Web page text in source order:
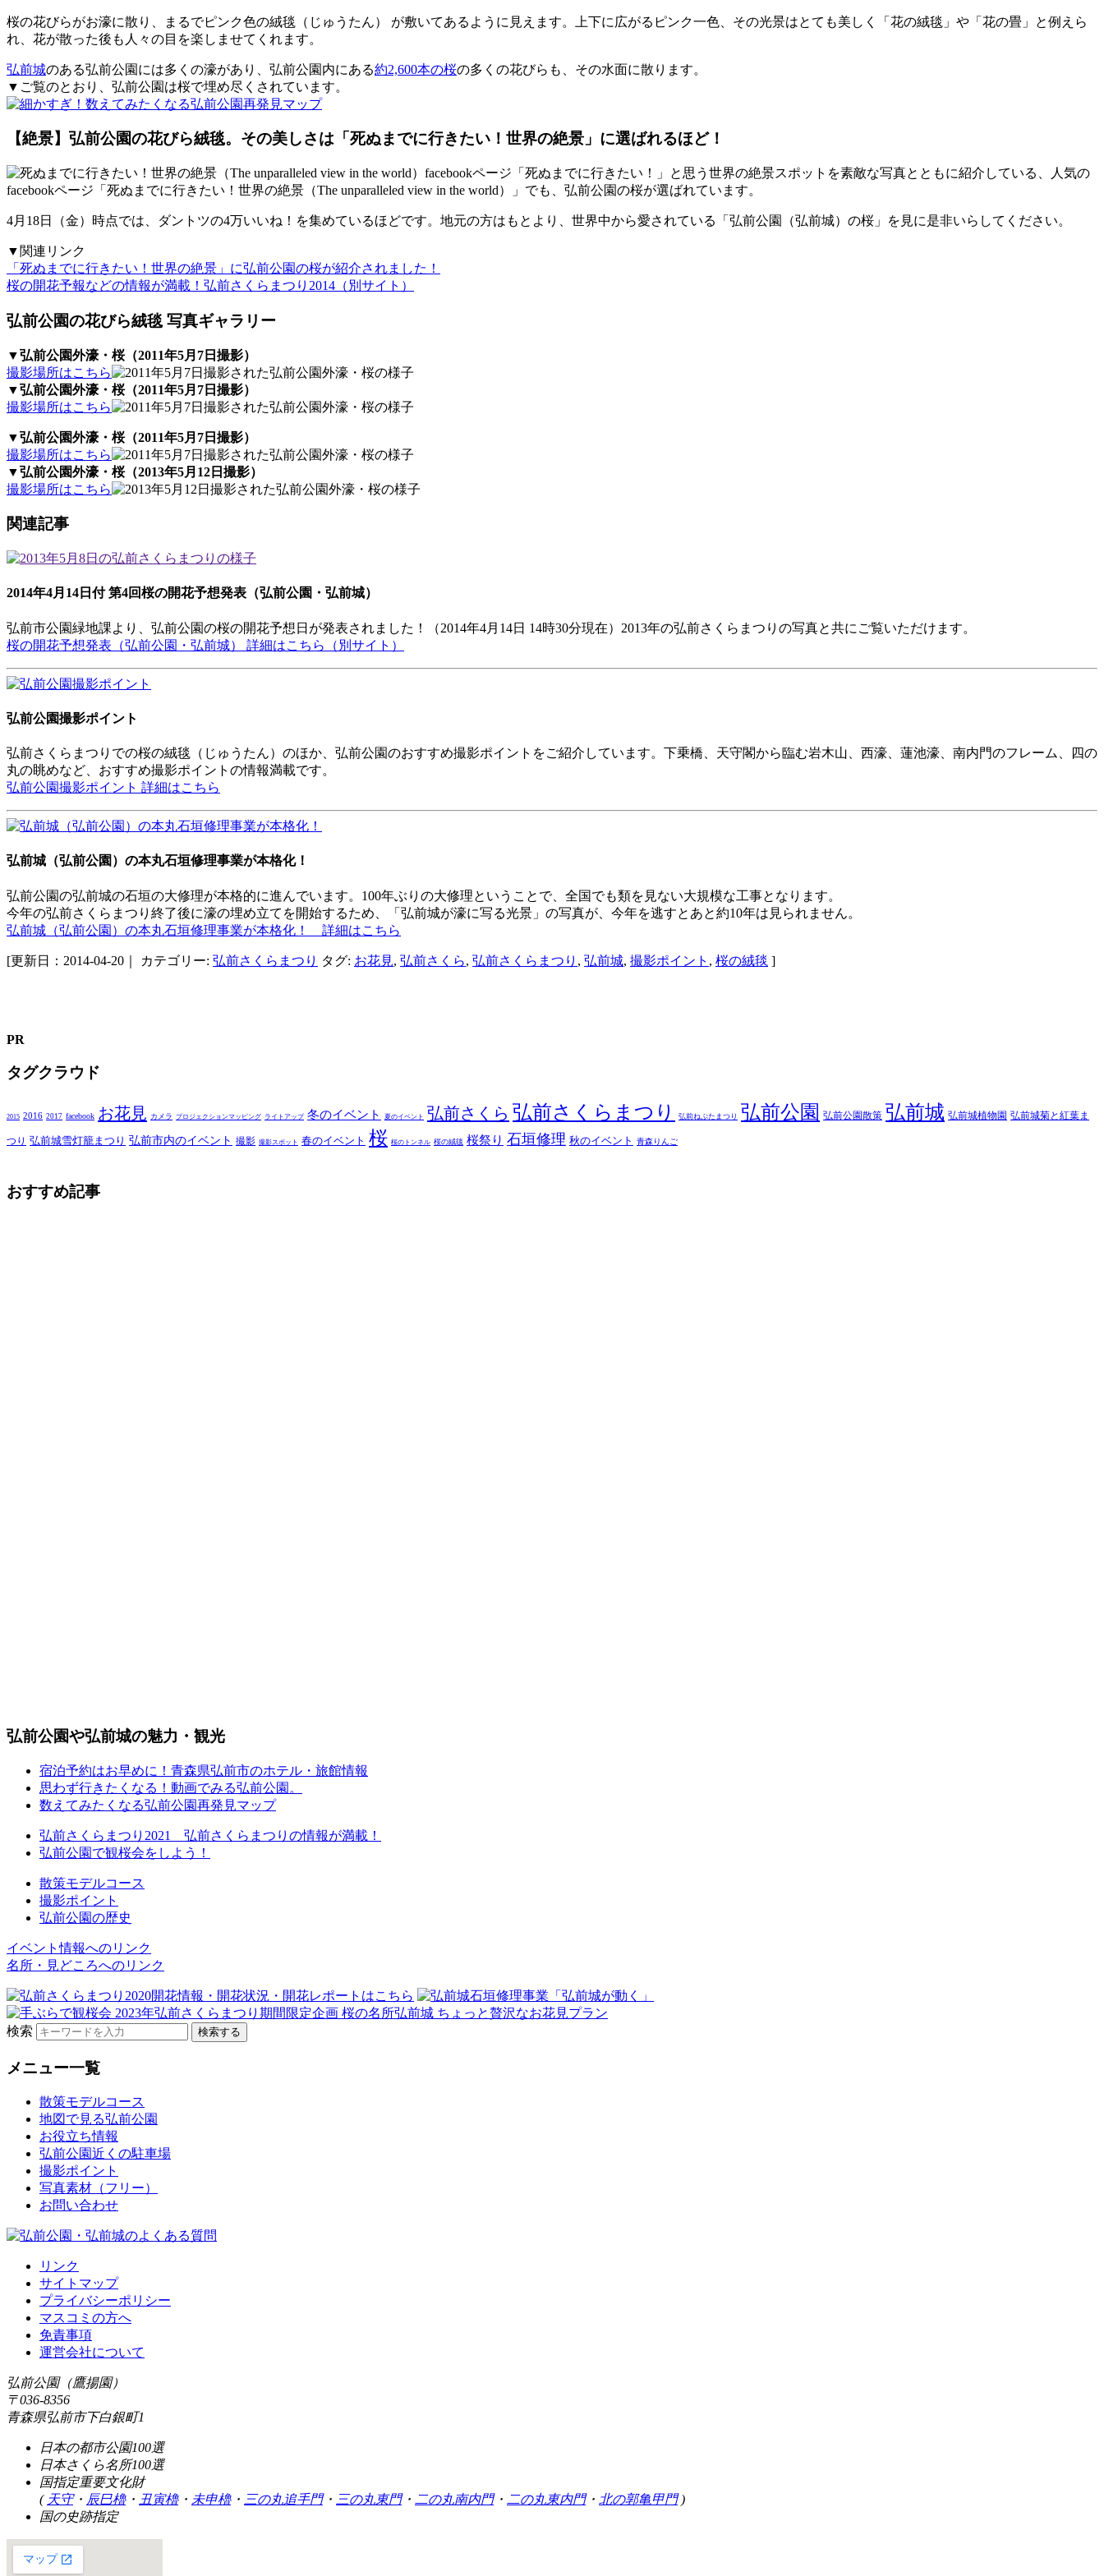
桜の花びらがお濠に散り、まるでピンク色の絨毯（じゅうたん） が敷いてあるように見えます。上下に広がるピンク一色、その光景はとても美しく「花の絨毯」や「花の畳」と例えら
れ、花が散った後も人々の目を楽しませてくれます。
弘前城のある弘前公園には多くの濠があり、弘前公園内にある約2,600本の桜の多くの花びらも、その水面に散ります。
▼ご覧のとおり、弘前公園は桜で埋め尽くされています。
【絶景】弘前公園の花びら絨毯。その美しさは「死ぬまでに行きたい！世界の絶景」に選ばれるほど！
「死ぬまでに行きたい！」と思う世界の絶景スポットを素敵な写真とともに紹介している、人気の
facebookページ「死ぬまでに行きたい！世界の絶景（The unparalleled view in the world）」でも、弘前公園の桜が選ばれています。
4月18日（金）時点では、ダントツの4万いいね！を集めているほどです。地元の方はもとより、世界中から愛されている「弘前公園（弘前城）の桜」を見に是非いらしてください。
▼関連リンク
「死ぬまでに行きたい！世界の絶景」に弘前公園の桜が紹介されました！
桜の開花予報などの情報が満載！弘前さくらまつり2014（別サイト）
弘前公園の花びら絨毯 写真ギャラリー
▼弘前公園外濠・桜（2011年5月7日撮影）
撮影場所はこちら
▼弘前公園外濠・桜（2011年5月7日撮影）
撮影場所はこちら
▼弘前公園外濠・桜（2011年5月7日撮影）
撮影場所はこちら
▼弘前公園外濠・桜（2013年5月12日撮影）
撮影場所はこちら
関連記事
2014年4月14日付 第4回桜の開花予想発表（弘前公園・弘前城）
弘前市公園緑地課より、弘前公園の桜の開花予想日が発表されました！（2014年4月14日 14時30分現在）2013年の弘前さくらまつりの写真と共にご覧いただけます。
桜の開花予想発表（弘前公園・弘前城） 詳細はこちら（別サイト）
弘前公園撮影ポイント
弘前さくらまつりでの桜の絨毯（じゅうたん）のほか、弘前公園のおすすめ撮影ポイントをご紹介しています。下乗橋、天守閣から臨む岩木山、西濠、蓮池濠、南内門のフレーム、四の
丸の眺めなど、おすすめ撮影ポイントの情報満載です。
弘前公園撮影ポイント 詳細はこちら
弘前城（弘前公園）の本丸石垣修理事業が本格化！
弘前公園の弘前城の石垣の大修理が本格的に進んでいます。100年ぶりの大修理ということで、全国でも類を見ない大規模な工事となります。
今年の弘前さくらまつり終了後に濠の埋め立てを開始するため、「弘前城が濠に写る光景」の写真が、今年を逃すとあと約10年は見られません。
弘前城（弘前公園）の本丸石垣修理事業が本格化！ 詳細はこちら
[更新日：2014-04-20｜ カテゴリー: 弘前さくらまつり タグ: お花見, 弘前さくら, 弘前さくらまつり , 弘前城, 撮影ポイント , 桜の絨毯 ]
PR
タグクラウド
2015 2016 2017 facebook お花見 カメラ プロジェクションマッピング ライトアップ 冬のイベント 夏のイベント 弘前さくら 弘前さくらまつり 弘前ねぷたまつり 弘前公園 弘前公園散策 弘前城 弘前城植物園 弘前城菊と紅葉ま
つり 弘前城雪灯籠まつり 弘前市内のイベント 撮影 撮影スポット 春のイベント 桜 桜のトンネル 桜の絨毯 桜祭り 石垣修理 秋のイベント 青森りんご
おすすめ記事
弘前公園や弘前城の魅力・観光
宿泊予約はお早めに！青森県弘前市のホテル・旅館情報
思わず行きたくなる！動画でみる弘前公園。
数えてみたくなる弘前公園再発見マップ
弘前さくらまつり2021 弘前さくらまつりの情報が満載！
弘前公園で観桜会をしよう！
散策モデルコース
撮影ポイント
弘前公園の歴史
イベント情報へのリンク
名所・見どころへのリンク
検索
メニュー一覧
散策モデルコース
地図で見る弘前公園
お役立ち情報
弘前公園近くの駐車場
撮影ポイント
写真素材（フリー）
お問い合わせ
リンク
サイトマップ
プライバシーポリシー
マスコミの方へ
免責事項
運営会社について
弘前公園（鷹揚園）
〒036-8356
青森県弘前市下白銀町1
日本の都市公園100選
日本さくら名所100選
国指定重要文化財
( 天守・ 辰巳櫓・ 丑寅櫓・ 未申櫓・ 三の丸追手門・ 三の丸東門・ 二の丸南内門・ 二の丸東内門・ 北の郭亀甲門)
国の史跡指定